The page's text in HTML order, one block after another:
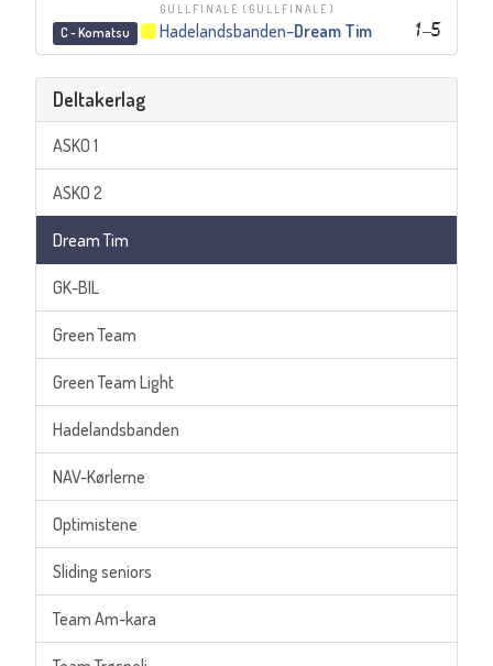
GULLFINALE (GULLFINALE)
C - Komatsu 1–5
Hadelandsbanden–Dream Tim
Deltakerlag
ASKO 1
ASKO 2
Dream Tim
GK-BIL
Green Team
Green Team Light
Hadelandsbanden
NAV-Kørlerne
Optimistene
Sliding seniors
Team Am-kara